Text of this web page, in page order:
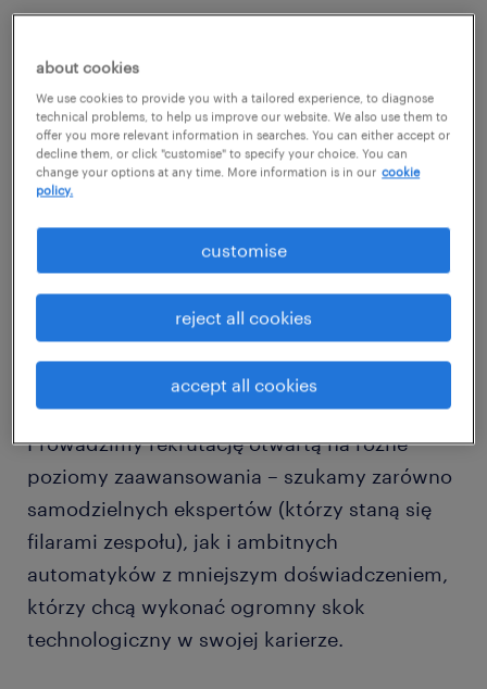
описание должности
Dla naszego Klienta, firmy Velvet CARE,
realizujemy prestiżowy projekt budowy
struktur technicznych od zera. Poszukujemy
przy rozruchu i nadzorze nad jedną z
najnowocześniejszych linii produkcyjnych w
Prowadzimy rekrutację otwartą na różne
poziomy zaawansowania – szukamy zarówno
samodzielnych ekspertów (którzy staną się
filarami zespołu), jak i ambitnych
automatyków z mniejszym doświadczeniem,
którzy chcą wykonać ogromny skok
technologiczny w swojej karierze.
about cookies
We use cookies to provide you with a tailored experience, to diagnose
technical problems, to help us improve our website. We also use them to
offer you more relevant information in searches. You can either accept or
decline them, or click "customise" to specify your choice. You can
change your options at any time. More information is in our cookie
policy.
accept all cookies
reject all cookies
customise